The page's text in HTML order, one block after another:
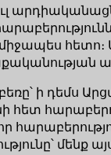
հետո։
ի դեմս
մենք